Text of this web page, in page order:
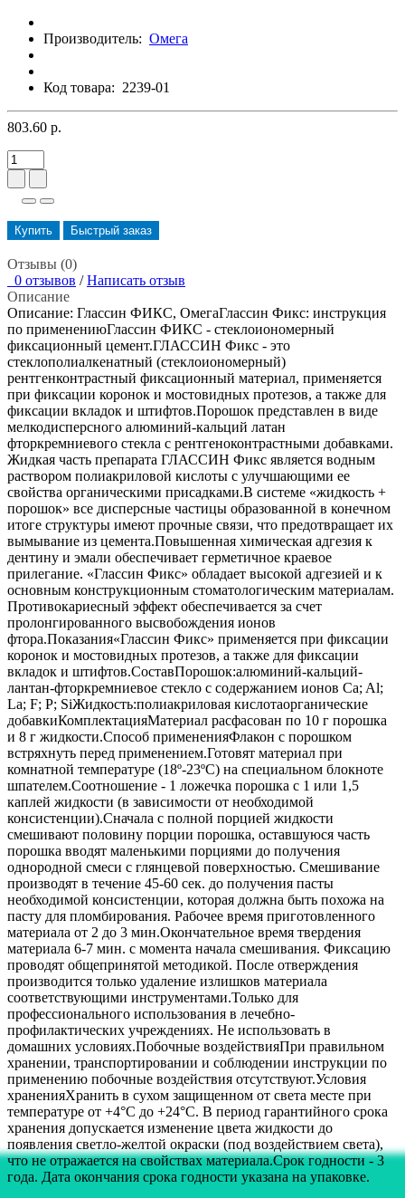
Производитель: Омега
Код товара: 2239-01
803.60 р.
Купить Быстрый заказ
Отзывы (0)
0 отзывов / Написать отзыв
Описание
Описание: Глассин ФИКС, ОмегаГлассин Фикс: инструкция
по применениюГлассин ФИКС - стеклоиономерный
фиксационный цемент.ГЛАССИН Фикс - это
стеклополиалкенатный (стеклоиономерный)
рентгенконтрастный фиксационный материал, применяется
при фиксации коронок и мостовидных протезов, а также для
фиксации вкладок и штифтов.Порошок представлен в виде
мелкодисперсного алюминий-кальций латан
фторкремниевого стекла с рентгеноконтрастными добавками.
Жидкая часть препарата ГЛАССИН Фикс является водным
раствором полиакриловой кислоты с улучшающими ее
свойства органическими присадками.В системе «жидкость +
порошок» все дисперсные частицы образованной в конечном
итоге структуры имеют прочные связи, что предотвращает их
вымывание из цемента.Повышенная химическая адгезия к
дентину и эмали обеспечивает герметичное краевое
прилегание. «Глассин Фикс» обладает высокой адгезией и к
основным конструкционным стоматологическим материалам.
Противокариесный эффект обеспечивается за счет
пролонгированного высвобождения ионов
фтора.Показания«Глассин Фикс» применяется при фиксации
коронок и мостовидных протезов, а также для фиксации
вкладок и штифтов.СоставПорошок:алюминий-кальций-
лантан-фторкремниевое стекло с содержанием ионов Ca; Al;
La; F; P; SiЖидкость:полиакриловая кислотаорганические
добавкиКомплектацияМатериал расфасован по 10 г порошка
и 8 г жидкости.Способ примененияФлакон с порошком
встряхнуть перед применением.Готовят материал при
комнатной температуре (18º-23ºС) на специальном блокноте
шпателем.Соотношение - 1 ложечка порошка с 1 или 1,5
каплей жидкости (в зависимости от необходимой
консистенции).Сначала с полной порцией жидкости
смешивают половину порции порошка, оставшуюся часть
порошка вводят маленькими порциями до получения
однородной смеси с глянцевой поверхностью. Смешивание
производят в течение 45-60 сек. до получения пасты
необходимой консистенции, которая должна быть похожа на
пасту для пломбирования. Рабочее время приготовленного
материала от 2 до 3 мин.Окончательное время твердения
материала 6-7 мин. с момента начала смешивания. Фиксацию
проводят общепринятой методикой. После отверждения
производится только удаление излишков материала
соответствующими инструментами.Только для
профессионального использования в лечебно-
профилактических учреждениях. Не использовать в
домашних условиях.Побочные воздействияПри правильном
хранении, транспортировании и соблюдении инструкции по
применению побочные воздействия отсутствуют.Условия
храненияХранить в сухом защищенном от света месте при
температуре от +4°С до +24°С. В период гарантийного срока
хранения допускается изменение цвета жидкости до
появления светло-желтой окраски (под воздействием света),
что не отражается на свойствах материала.Срок годности - 3
года. Дата окончания срока годности указана на упаковке.